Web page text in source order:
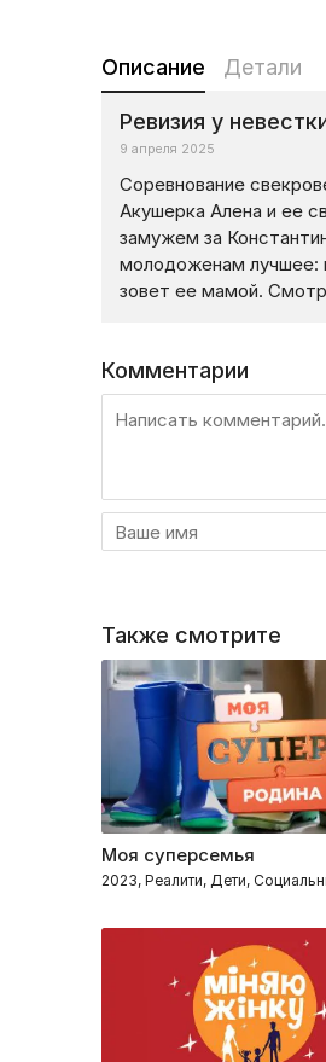
Описание Детали
Ревизия у
9 апреля 2025
Соревнование
Акушерка Алена и ее
замужем за
молодоженам лучшее:
зовет ее мамой.
Комментарии
Также смотрите
Моя суперсемья
2023, Реалити, Дети,